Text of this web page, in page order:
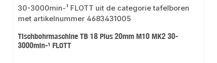
Tischbohrmaschine TB 18 Plus 20mm M10 MK2 30-
3000min-¹ FLOTT